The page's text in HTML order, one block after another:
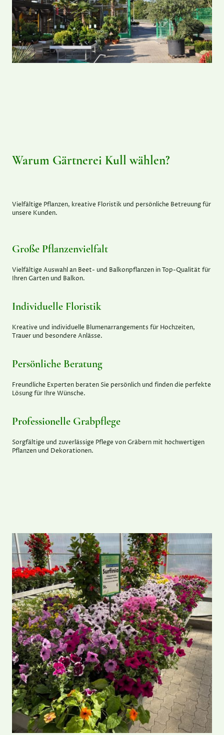
Warum Gärtnerei Kull wählen?
Vielfältige Pflanzen, kreative Floristik und persönliche Betreuung für
unsere Kunden.
Große Pflanzenvielfalt
Vielfältige Auswahl an Beet- und Balkonpflanzen in Top-Qualität für
Ihren Garten und Balkon.
Individuelle Floristik
Kreative und individuelle Blumenarrangements für Hochzeiten,
Trauer und besondere Anlässe.
Persönliche Beratung
Freundliche Experten beraten Sie persönlich und finden die perfekte
Lösung für Ihre Wünsche.
Professionelle Grabpflege
Sorgfältige und zuverlässige Pflege von Gräbern mit hochwertigen
Pflanzen und Dekorationen.